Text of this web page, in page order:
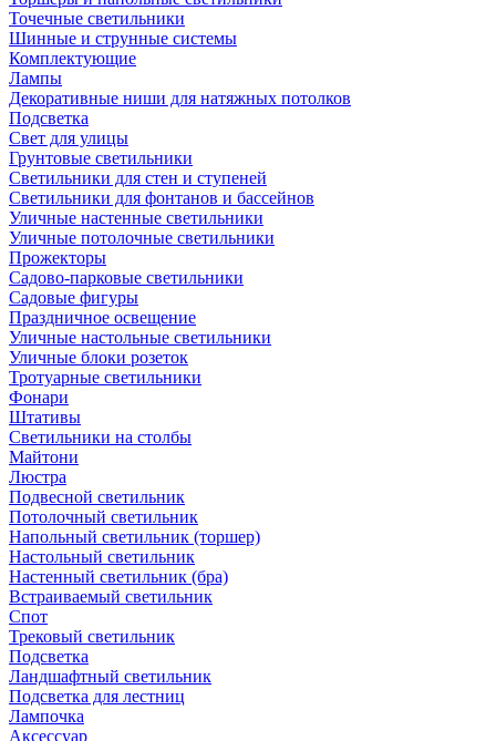
Точечные светильники
Шинные и струнные системы
Комплектующие
Лампы
Декоративные ниши для натяжных потолков
Подсветка
Свет для улицы
Грунтовые светильники
Светильники для стен и ступеней
Светильники для фонтанов и бассейнов
Уличные настенные светильники
Уличные потолочные светильники
Прожекторы
Садово-парковые светильники
Садовые фигуры
Праздничное освещение
Уличные настольные светильники
Уличные блоки розеток
Тротуарные светильники
Фонари
Штативы
Светильники на столбы
Майтони
Люстра
Подвесной светильник
Потолочный светильник
Напольный светильник (торшер)
Настольный светильник
Настенный светильник (бра)
Встраиваемый светильник
Спот
Трековый светильник
Подсветка
Ландшафтный светильник
Подсветка для лестниц
Лампочка
Аксессуар